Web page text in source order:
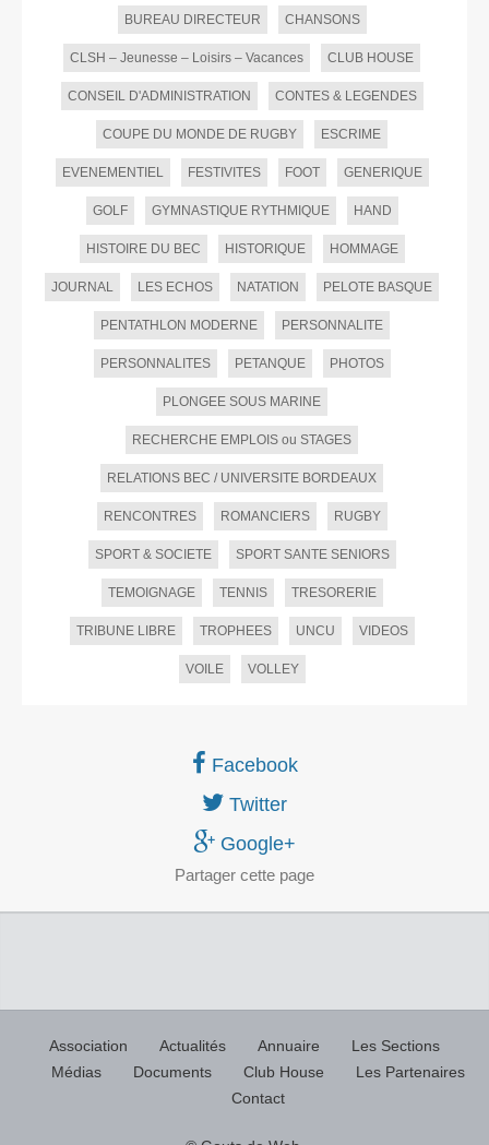
BUREAU DIRECTEUR CHANSONS
CLSH – Jeunesse – Loisirs – Vacances CLUB HOUSE
CONSEIL D'ADMINISTRATION CONTES & LEGENDES
COUPE DU MONDE DE RUGBY ESCRIME
EVENEMENTIEL FESTIVITES FOOT GENERIQUE
GOLF GYMNASTIQUE RYTHMIQUE HAND
HISTOIRE DU BEC HISTORIQUE HOMMAGE
JOURNAL LES ECHOS NATATION PELOTE BASQUE
PENTATHLON MODERNE PERSONNALITE
PERSONNALITES PETANQUE PHOTOS
PLONGEE SOUS MARINE
RECHERCHE EMPLOIS ou STAGES
RELATIONS BEC / UNIVERSITE BORDEAUX
RENCONTRES ROMANCIERS RUGBY
SPORT & SOCIETE SPORT SANTE SENIORS
TEMOIGNAGE TENNIS TRESORERIE
TRIBUNE LIBRE TROPHEES UNCU VIDEOS
VOILE VOLLEY
Facebook
Twitter
Google+
Partager cette page
Association Actualités Annuaire
Les Sections
Médias
Documents Club House
Les Partenaires
Contact